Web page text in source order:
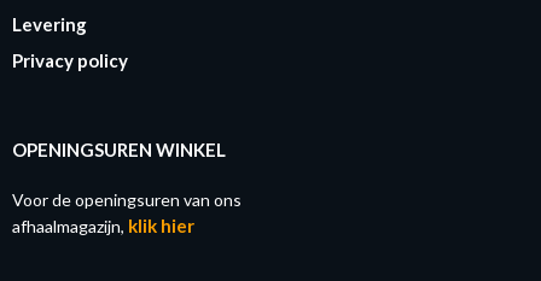
Levering
Privacy policy
OPENINGSUREN WINKEL
Voor de openingsuren van ons
afhaalmagazijn, klik hier